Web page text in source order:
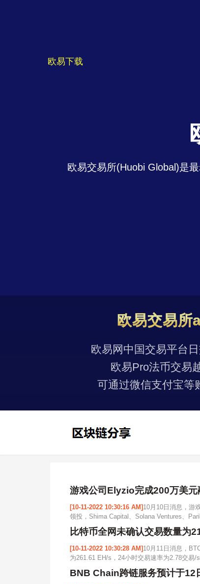
欧易下载
欧易交易所(Huobi Global)是
欧易交易所
欧易网中国交易平台
欧易Pro法币交易
可通过微信支付宝等
游戏公司Elyzio完成200万美
[10-11-2022 10:30:16 AM] 10月10日消息，游
领投，Shima Capital、Solana Ventures、
比特币全网未确认交易数量为
[10-11-2022 10:30:28 AM] 10月11日消息，
为261.61 EH/s，24小时交易速率为2.78交易
BNB Chain跨链服务预计于12